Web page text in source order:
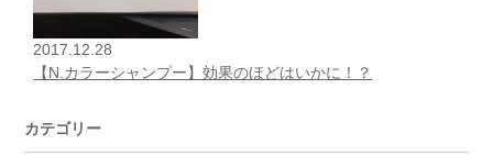
2017.12.28
【N.カラーシャンプー】効果のほどはいかに！？
カテゴリー